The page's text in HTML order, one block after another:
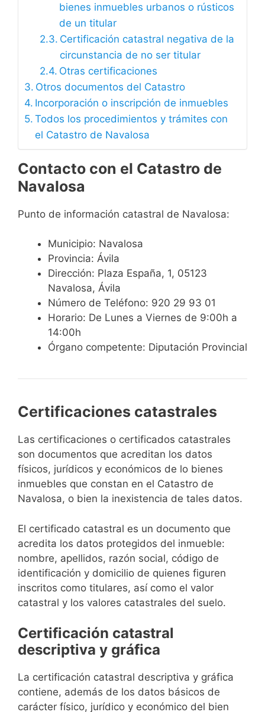
bienes inmuebles urbanos o rústicos
de un titular
Certificación catastral negativa de la
circunstancia de no ser titular
Otras certificaciones
Otros documentos del Catastro
Incorporación o inscripción de inmuebles
Todos los procedimientos y trámites con
el Catastro de Navalosa
Contacto con el Catastro de
Navalosa
Punto de información catastral de Navalosa:
Municipio: Navalosa
Provincia: Ávila
Dirección: Plaza España, 1, 05123
Navalosa, Ávila
Número de Teléfono: 920 29 93 01
Horario: De Lunes a Viernes de 9:00h a
14:00h
Órgano competente: Diputación Provincial
Certificaciones catastrales
Las certificaciones o certificados catastrales
son documentos que acreditan los datos
físicos, jurídicos y económicos de lo bienes
inmuebles que constan en el Catastro de
Navalosa, o bien la inexistencia de tales datos.
El certificado catastral es un documento que
acredita los datos protegidos del inmueble:
nombre, apellidos, razón social, código de
identificación y domicilio de quienes figuren
inscritos como titulares, así como el valor
catastral y los valores catastrales del suelo.
Certificación catastral
descriptiva y gráfica
La certificación catastral descriptiva y gráfica
contiene, además de los datos básicos de
carácter físico, jurídico y económico del bien